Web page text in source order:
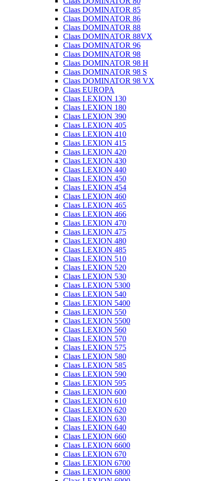
Claas DOMINATOR 85
Claas DOMINATOR 86
Claas DOMINATOR 88
Claas DOMINATOR 88VX
Claas DOMINATOR 96
Claas DOMINATOR 98
Claas DOMINATOR 98 H
Claas DOMINATOR 98 S
Claas DOMINATOR 98 VX
Claas EUROPA
Claas LEXION 130
Claas LEXION 180
Claas LEXION 390
Claas LEXION 405
Claas LEXION 410
Claas LEXION 415
Claas LEXION 420
Claas LEXION 430
Claas LEXION 440
Claas LEXION 450
Claas LEXION 454
Claas LEXION 460
Claas LEXION 465
Claas LEXION 466
Claas LEXION 470
Claas LEXION 475
Claas LEXION 480
Claas LEXION 485
Claas LEXION 510
Claas LEXION 520
Claas LEXION 530
Claas LEXION 5300
Claas LEXION 540
Claas LEXION 5400
Claas LEXION 550
Claas LEXION 5500
Claas LEXION 560
Claas LEXION 570
Claas LEXION 575
Claas LEXION 580
Claas LEXION 585
Claas LEXION 590
Claas LEXION 595
Claas LEXION 600
Claas LEXION 610
Claas LEXION 620
Claas LEXION 630
Claas LEXION 640
Claas LEXION 660
Claas LEXION 6600
Claas LEXION 670
Claas LEXION 6700
Claas LEXION 6800